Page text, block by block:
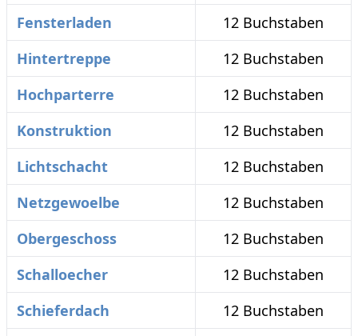
Fensterladen
12 Buchstaben
Hintertreppe
12 Buchstaben
Hochparterre
12 Buchstaben
Konstruktion
12 Buchstaben
Lichtschacht
12 Buchstaben
Netzgewoelbe
12 Buchstaben
Obergeschoss
12 Buchstaben
Schalloecher
12 Buchstaben
Schieferdach
12 Buchstaben